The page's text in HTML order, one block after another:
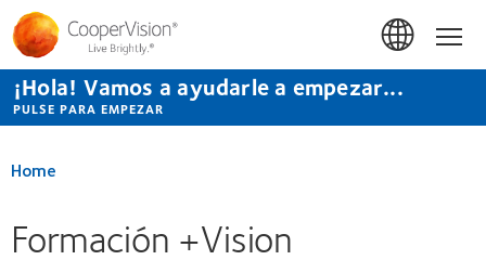
Pasar
contenido
principal
¡Hola! Vamos a ayudarle a empezar...
PULSE PARA EMPEZAR
Home
Formación +Vision